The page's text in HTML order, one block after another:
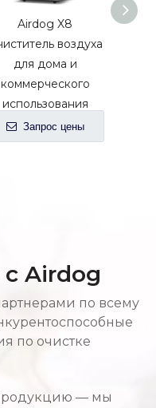
Airdog X8
воздуха
для дома и
коммерческого
использования
Запрос цены
Airdog
по всему
по очистке
— мы